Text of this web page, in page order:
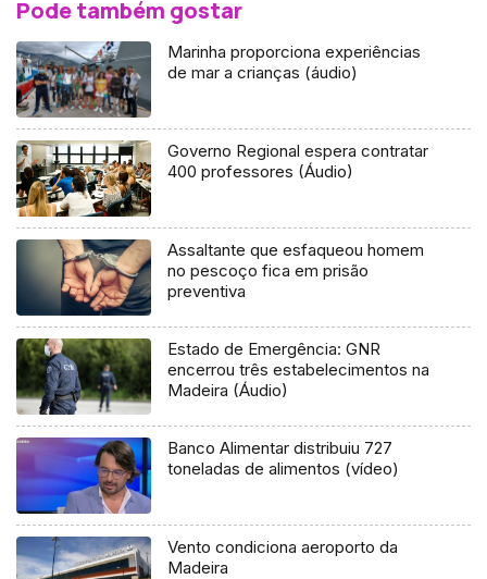
Pode também gostar
Marinha proporciona experiências
de mar a crianças (áudio)
Governo Regional espera contratar
400 professores (Áudio)
Assaltante que esfaqueou homem
no pescoço fica em prisão
preventiva
Estado de Emergência: GNR
encerrou três estabelecimentos na
Madeira (Áudio)
Banco Alimentar distribuiu 727
toneladas de alimentos (vídeo)
Vento condiciona aeroporto da
Madeira